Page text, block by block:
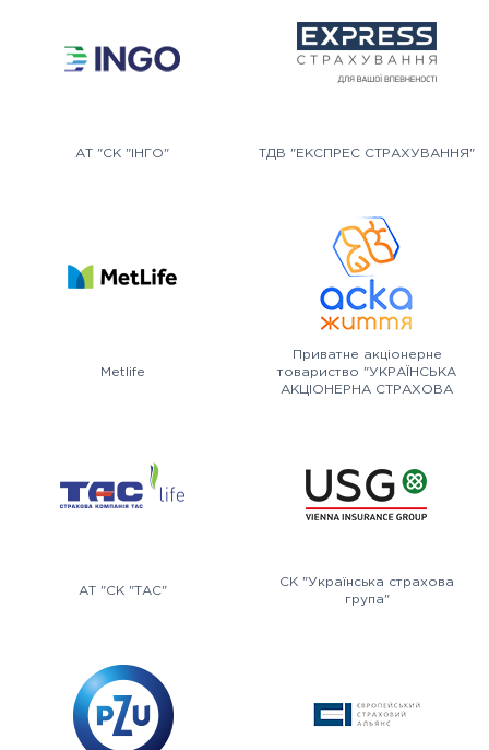
АТ "СК "ІНГО" ТДВ "ЕКСПРЕС СТРАХУВАННЯ"
Metlife
Приватне акціонерне
товариство "УКРАЇНСЬКА
АКЦІОНЕРНА СТРАХОВА
АТ "СК "ТАС"
СК "Українська страхова
група"